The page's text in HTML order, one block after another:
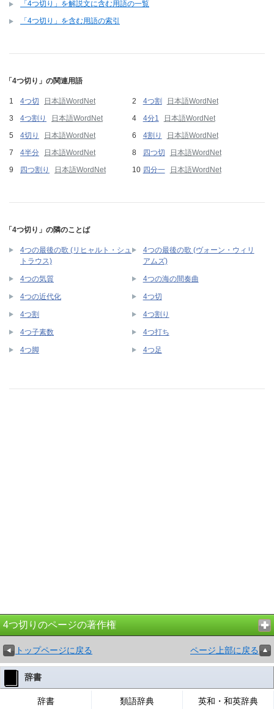
「4つ切り」を解説文に含む用語の一覧
「4つ切り」を含む用語の索引
「4つ切り」の関連用語
4つ切 日本語WordNet 4つ割
日本語WordNet
4つ割り
日本語WordNet 4分1
日本語WordNet
4切り
日本語WordNet 4割り
日本語WordNet
4半分
日本語WordNet 四つ切
日本語WordNet
四つ割り
日本語WordNet 四分一 日本語WordNet
「4つ切り」の隣のことば
4つの最後の歌 (リヒャルト・シュ
トラウス)
4つの最後の歌 (ヴォーン・ウィリ
アムズ)
4つの気質 4つの海の間奏曲
4つの近代化 4つ切
4つ割 4つ割り
4つ子素数 4つ打ち
4つ脚 4つ足
4つ切りのページの著作権
トップページに戻る ページ上部に戻る
辞書
辞書 類語辞典 英和・和英辞典